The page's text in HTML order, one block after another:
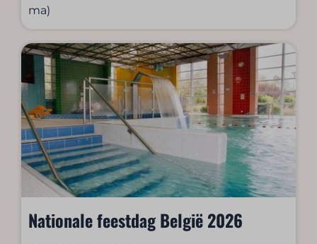
ma)
Nationale feestdag België 2026